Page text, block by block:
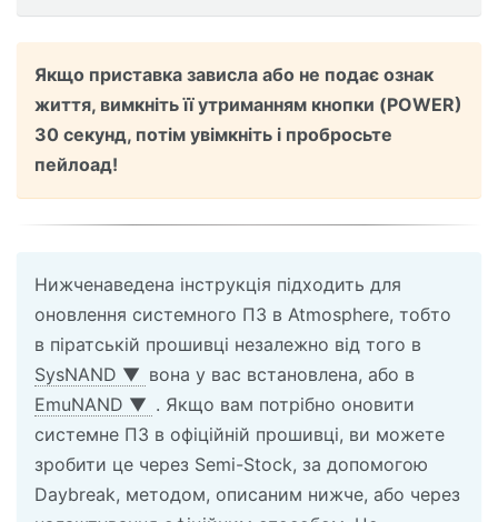
Якщо приставка зависла або не подає ознак
життя, вимкніть її утриманням кнопки (POWER)
30 секунд, потім увімкніть і пробросьте
пейлоад!
Нижченаведена інструкція підходить для
оновлення системного ПЗ в Atmosphere, тобто
в піратській прошивці незалежно від того в
SysNAND ▼ вона у вас встановлена, або в
EmuNAND ▼ . Якщо вам потрібно оновити
системне ПЗ в офіційній прошивці, ви можете
зробити це через Semi-Stock, за допомогою
Daybreak, методом, описаним нижче, або через